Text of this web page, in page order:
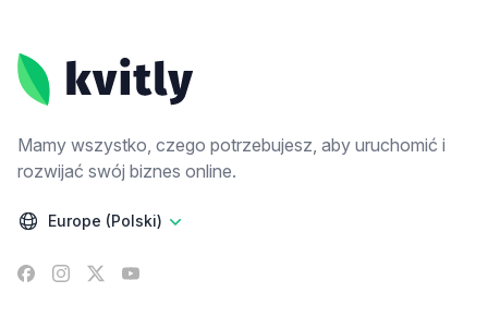
Mamy wszystko, czego potrzebujesz, aby uruchomić i
rozwijać swój biznes online.
Europe (Polski)
Facebook
Instagram
X YouTube